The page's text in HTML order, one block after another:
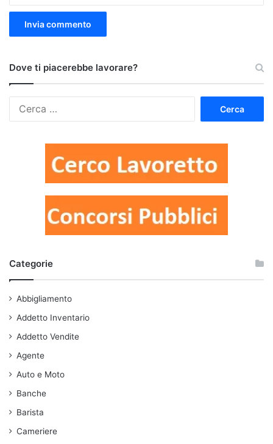
Dove ti piacerebbe lavorare?
Categorie
Abbigliamento
Addetto Inventario
Addetto Vendite
Agente
Auto e Moto
Banche
Barista
Cameriere